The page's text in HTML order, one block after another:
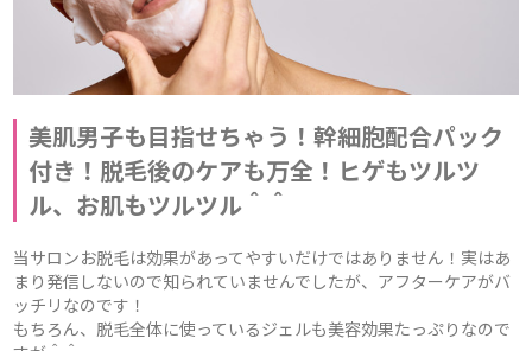
美肌男子も目指せちゃう！幹細胞配合パック
付き！脱毛後のケアも万全！ヒゲもツルツ
ル、お肌もツルツル＾＾
当サロンお脱毛は効果があってやすいだけではありません！実はあ
まり発信しないので知られていませんでしたが、アフターケアがバ
ッチリなのです！
もちろん、脱毛全体に使っているジェルも美容効果たっぷりなので